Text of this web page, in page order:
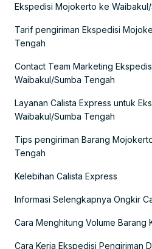
Ekspedisi Mojokerto ke
Tarif pengiriman Ekspedisi
Tengah
Contact Team Marketing
Waibakul/Sumba Tengah
Layanan Calista Express untuk
Waibakul/Sumba Tengah
Tips pengiriman Barang
Tengah
Kelebihan Calista Express
Informasi Selengkapnya Ongkir
Cara Menghitung Volume Barang
Cara Kerja Ekspedisi Pengiriman